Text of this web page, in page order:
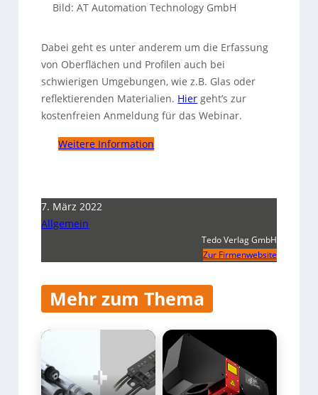
Bild: AT Automation Technology GmbH
Dabei geht es unter anderem um die Erfassung
von Oberflächen und Profilen auch bei
schwierigen Umgebungen, wie z.B. Glas oder
reflektierenden Materialien. Hier geht’s zur
kostenfreien Anmeldung für das Webinar.
Weitere Information
7. März 2022
Allgemein
Tedo Verlag GmbH
Zur Firmenwebsite
Mehr zum Thema